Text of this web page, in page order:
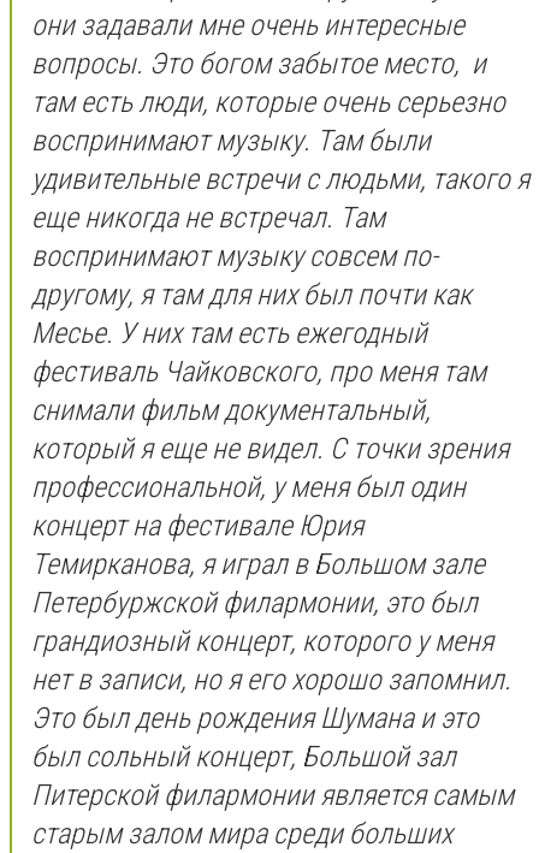
они задавали мне очень интересные
вопросы. Это богом забытое место, и
там есть люди, которые очень серьезно
воспринимают музыку. Там были
удивительные встречи с людьми, такого я
еще никогда не встречал. Там
воспринимают музыку совсем по-
другому, я там для них был почти как
Месье. У них там есть ежегодный
фестиваль Чайковского, про меня там
снимали фильм документальный,
который я еще не видел. С точки зрения
профессиональной, у меня был один
концерт на фестивале Юрия
Темирканова, я играл в Большом зале
Петербуржской филармонии, это был
грандиозный концерт, которого у меня
нет в записи, но я его хорошо запомнил.
Это был день рождения Шумана и это
был сольный концерт, Большой зал
Питерской филармонии является самым
старым залом мира среди больших